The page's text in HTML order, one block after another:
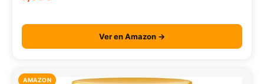
Ver en Amazon →
AMAZON